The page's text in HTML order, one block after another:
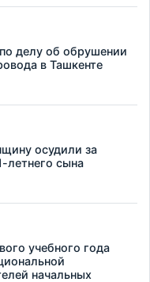
делу об обрушении
в Ташкенте
осудили за
летнего сына
учебного года
начальных